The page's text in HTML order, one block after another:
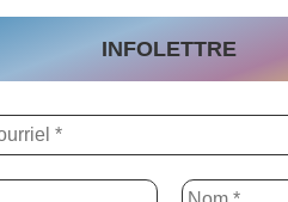
INFOLETTRE